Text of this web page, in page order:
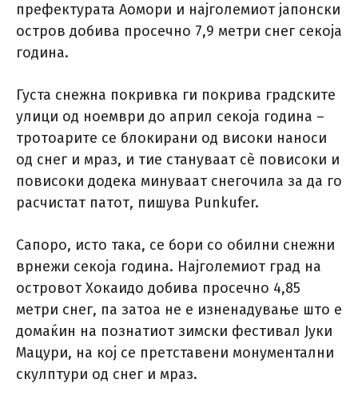
префектурата Аомори и најголемиот јапонски
остров добива просечно 7,9 метри снег секоја
година.
Густа снежна покривка ги покрива градските
улици од ноември до април секоја година –
тротоарите се блокирани од високи наноси
од снег и мраз, и тие стануваат сè повисоки и
повисоки додека минуваат снегочила за да го
расчистат патот, пишува Punkufer.
Сапоро, исто така, се бори со обилни снежни
врнежи секоја година. Најголемиот град на
островот Хокаидо добива просечно 4,85
метри снег, па затоа не е изненадување што е
домаќин на познатиот зимски фестивал Јуки
Мацури, на кој се претставени монументални
скулптури од снег и мраз.